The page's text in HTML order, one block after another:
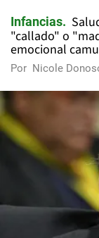
Infancias
"callado" o
emocional
Por Nicole